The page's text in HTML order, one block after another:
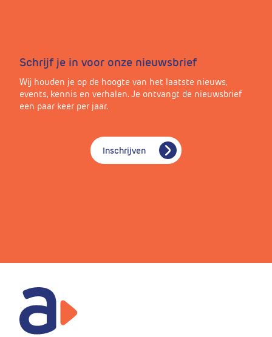
Schrijf je in voor onze nieuwsbrief
Wij houden je op de hoogte van het laatste nieuws,
events, kennis en verhalen. Je ontvangt de nieuwsbrief
een paar keer per jaar.
Inschrijven